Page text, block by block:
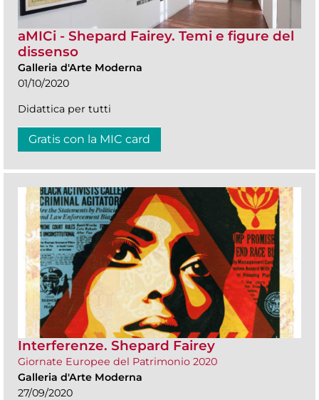
aMICi - Shepard Fairey. Temi e figure del
dissenso
Galleria d'Arte Moderna
01/10/2020
Didattica per tutti
Gratis con la MIC card
Interferenze. Shepard Fairey
Giornate Europee del Patrimonio 2020
Galleria d'Arte Moderna
27/09/2020